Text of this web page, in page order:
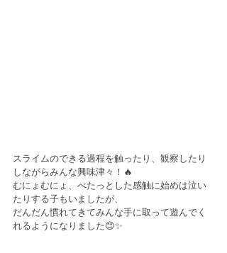
スライムのできる過程を触ったり、観察したり
しながらみんな興味津々！🔥
むにょむにょ、べたっとした感触に始めは泣い
たりする子もいましたが、
だんだん慣れてきてみんな手に取って遊んでく
れるようになりました😊✨